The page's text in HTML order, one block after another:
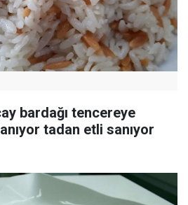
bardağı tencereye
tadan etli sanıyor